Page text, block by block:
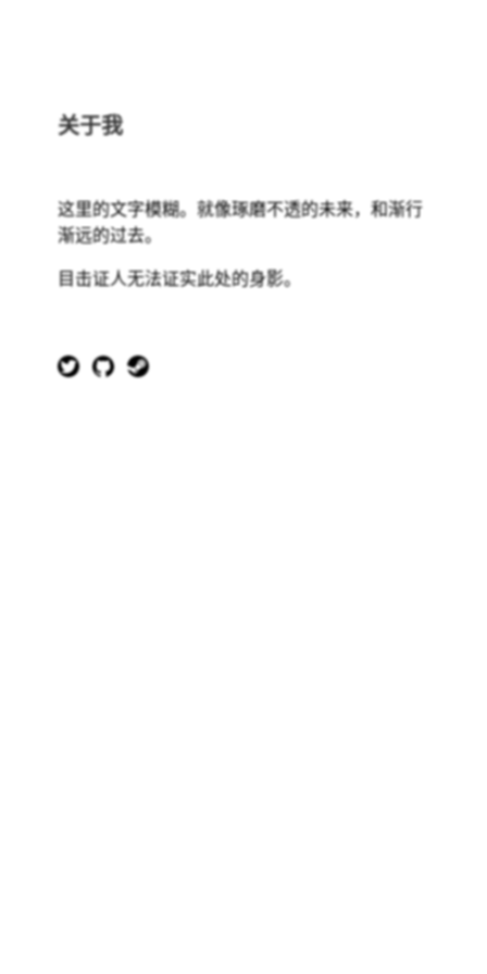
关于我
这里的文字模糊。就像琢磨不透的未来，和渐行
渐远的过去。
目击证人无法证实此处的身影。